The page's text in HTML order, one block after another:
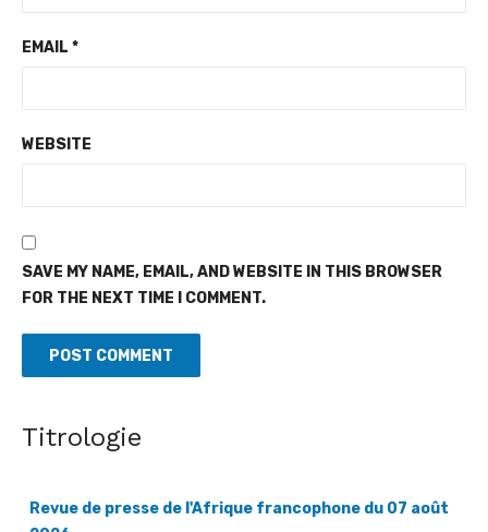
EMAIL *
WEBSITE
SAVE MY NAME, EMAIL, AND WEBSITE IN THIS BROWSER
FOR THE NEXT TIME I COMMENT.
Titrologie
[allAfrica] Bénin : Patrice Talon prend la présidence du premier